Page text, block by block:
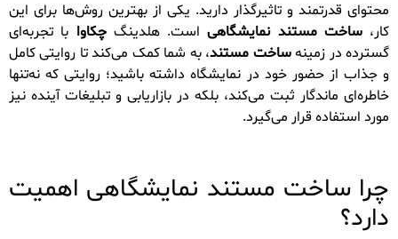
محتوای قدرتمند و تاثیرگذار دارید. یکی از بهترین روش‌ها برای این
کار،ساخت مستند نمایشگاهیاست. هلدینگچکاوا با تجربه‌ای
گسترده در زمینهساخت مستند، به شما کمک می‌کند تا روایتی کامل
و جذاب از حضور خود در نمایشگاه داشته باشید؛ روایتی که نه‌تنها
خاطره‌ای ماندگار ثبت می‌کند، بلکه در بازاریابی و تبلیغات آینده نیز
مورد استفاده قرار می‌گیرد.
چرا ساخت مستند نمایشگاهی اهمیت
دارد؟